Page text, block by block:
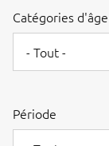
Catégories d'âge
- Tout -
Période